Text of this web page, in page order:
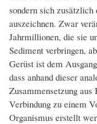
sondern sich
auszeichnen. Zwar
Jahrmillionen, die sie
Sediment verbringen,
Gerüst ist dem
dass anhand dieser
Zusammensetzung
Verbindung zu einem
Organismus erstellt